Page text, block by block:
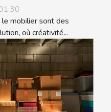
mobilier sont des
où créativité...